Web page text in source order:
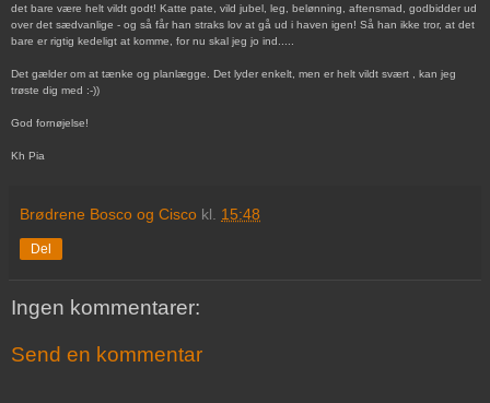
det bare være helt vildt godt! Katte pate, vild jubel, leg, belønning, aftensmad, godbidder ud
over det sædvanlige - og så får han straks lov at gå ud i haven igen! Så han ikke tror, at det
bare er rigtig kedeligt at komme, for nu skal jeg jo ind.....
Det gælder om at tænke og planlægge. Det lyder enkelt, men er helt vildt svært , kan jeg
trøste dig med :-))
God fornøjelse!
Kh Pia
Brødrene Bosco og Cisco kl. 15:48
Del
Ingen kommentarer:
Send en kommentar